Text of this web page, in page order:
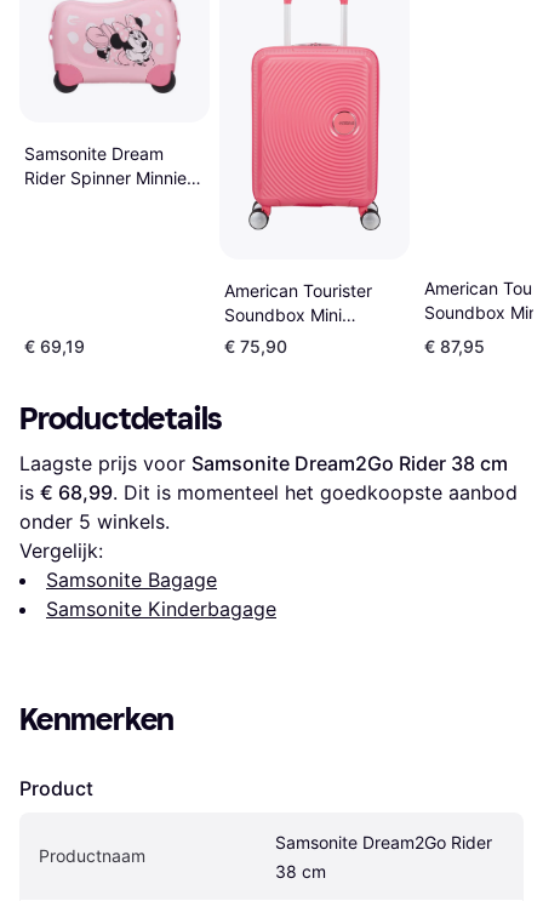
Samsonite Dream
Rider Spinner Minnie
€ 69,19
American Tourister
Soundbox Mini
Spinner 47cm - Sun
Kissed Coral
€ 75,90
American
Soundbox Mini
Spinner 47cm
€ 87,95
Productdetails
Laagste prijs voor Samsonite Dream2Go Rider 38 cm
is € 68,99. Dit is momenteel het goedkoopste aanbod
onder 5 winkels.
Vergelijk:
Samsonite Bagage
Samsonite Kinderbagage
Kenmerken
Product
Productnaam
Samsonite Dream2Go Rider
38 cm